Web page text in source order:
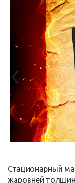
Стационарный
жаровней